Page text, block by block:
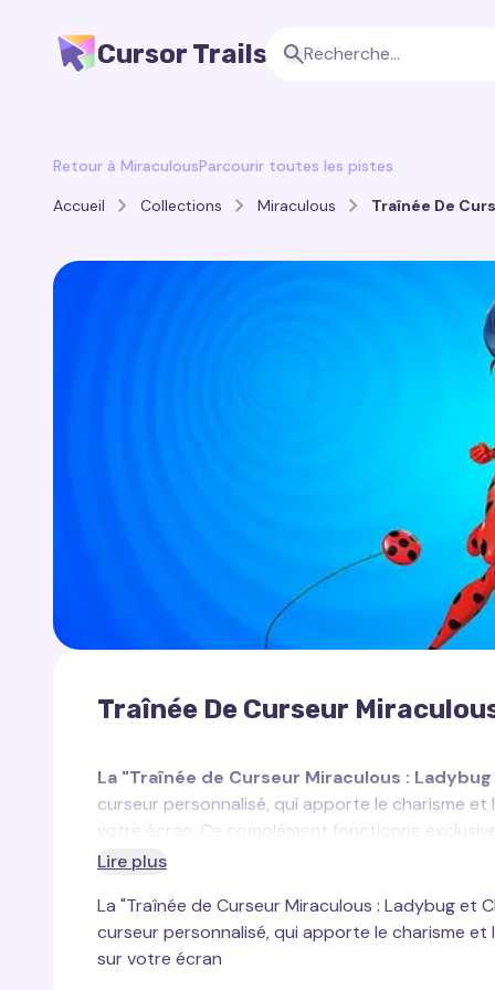
Cursor Trails
Retour à MiraculousParcourir toutes les pistes
Accueil
Collections Miraculous Traînée De
Traînée De Curseur
La "Traînée de Curseur Miraculous :
curseur personnalisé, qui apporte le charisme et
votre écran. Ce complément fonctionne
Cursor Trail
Ladybug, également connue sous le nom de
Paris des forces du mal aux côtés de Chat Noir.
alimentées par le kwami Tikki — elle peut se
Lire plus
La "Traînée de Curseur Miraculous : Ladybug et
curseur personnalisé, qui apporte le charisme et
sur votre écran